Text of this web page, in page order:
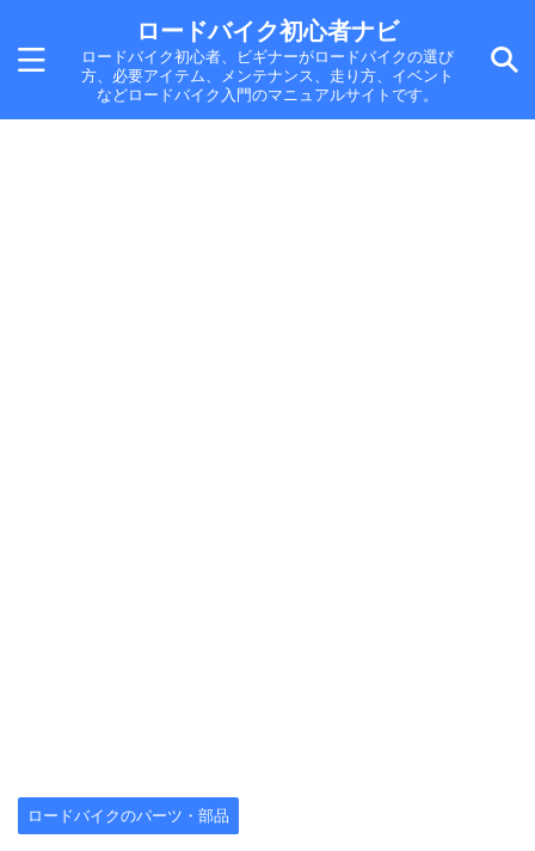
ロードバイク初心者ナビ
ロードバイク初心者、ビギナーがロードバイクの選び
方、必要アイテム、メンテナンス、走り方、イベント
などロードバイク入門のマニュアルサイトです。
ロードバイクのパーツ・部品